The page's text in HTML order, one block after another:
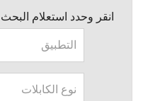
انقر وحدد استعلام